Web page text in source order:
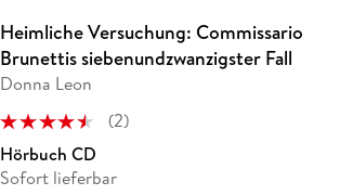
Heimliche Versuchung: Commissario
Brunettis siebenundzwanzigster Fall
Donna Leon
(2)
Hörbuch CD
Sofort lieferbar